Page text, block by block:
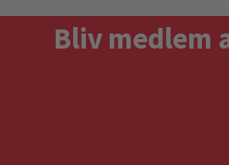
Bliv medlem